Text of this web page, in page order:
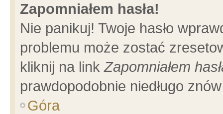
Zapomniałem hasła!
Nie panikuj! Twoje hasło
problemu może zostać
kliknij na linkZapomniałem
prawdopodobnie niedługo
Góra